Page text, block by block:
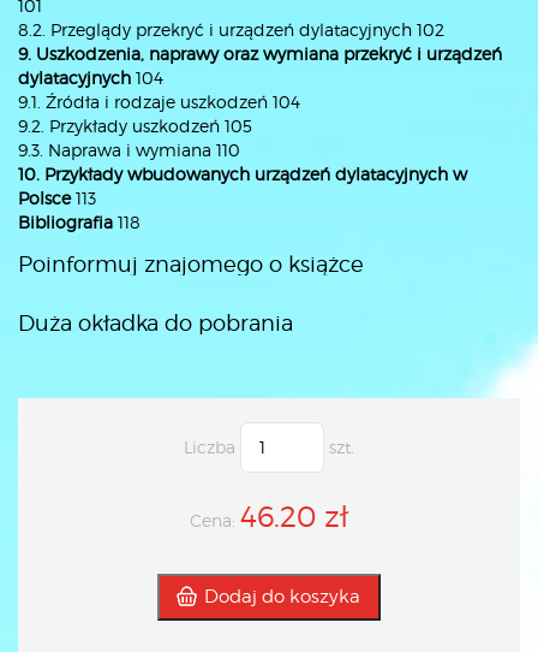
101
8.2. Przeglądy przekryć i urządzeń dylatacyjnych 102
9. Uszkodzenia, naprawy oraz wymiana przekryć i urządzeń
dylatacyjnych 104
9.1. Źródła i rodzaje uszkodzeń 104
9.2. Przykłady uszkodzeń 105
9.3. Naprawa i wymiana 110
10. Przykłady wbudowanych urządzeń dylatacyjnych w
Polsce113
Bibliografia 118
Poinformuj znajomego o książce
Duża okładka do pobrania
Liczba szt.
Cena: 46.20 zł
Dodaj do koszyka